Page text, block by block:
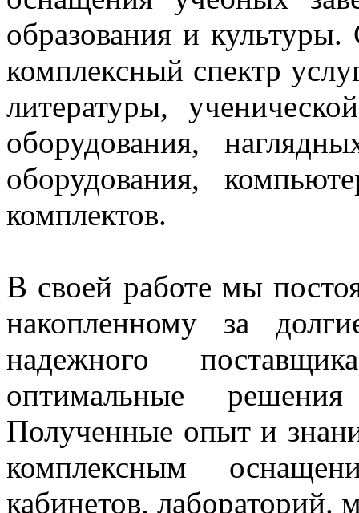
образования и
комплексный спектр
литературы,
оборудования,
оборудования,
комплектов.
В своей работе мы
накопленному за
надежного
оптимальные
Полученные опыт и
комплексным
кабинетов, лабораторий.